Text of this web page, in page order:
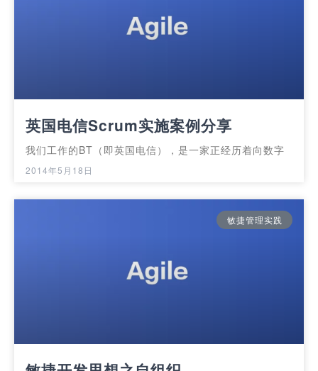
英国电信Scrum实施案例分享
我们工作的BT（即英国电信），是一家正经历着向数字
2014年5月18日
敏捷管理实践